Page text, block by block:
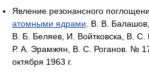
Явление резонансного
атомными ядрами . В. В.
В. Б. Беляев, И. Войтковска, В. С.
Р. А. Эрамжян, В. С. Роганов. №
октября 1963 г.